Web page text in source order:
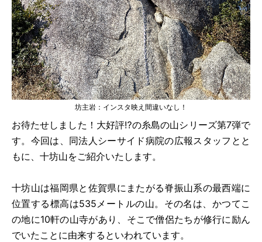
〒819-0165 福岡市西区今津4760
092-806-7667
火 水 木
9:00-12:00 ● ● ● ● ×
休診：土曜、日曜・祝祭日
※労災保険指定医療機関（2026年3月1日より）
坊主岩：インスタ映え間違いなし！
お待たせしました！大好評⁉の糸島の山シリーズ第7弾で
す。今回は、同法人シーサイド病院の広報スタッフとと
もに、十坊山をご紹介いたします。
十坊山は福岡県と佐賀県にまたがる脊振山系の最西端に
位置する標高は535メートルの山。その名は、かつてこ
の地に10軒の山寺があり、そこで僧侶たちが修行に励ん
でいたことに由来するといわれています。